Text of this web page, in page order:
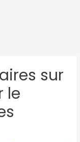
sur
le